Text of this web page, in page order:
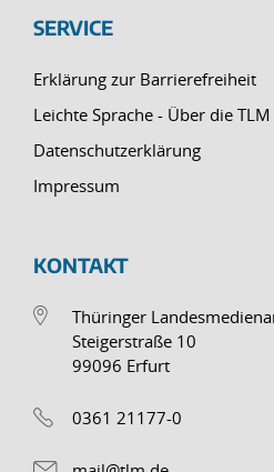
SERVICE
Erklärung zur Barrierefreiheit
Leichte Sprache - Über die TLM
Datenschutzerklärung
Impressum
KONTAKT
Thüringer
Steigerstraße 10
99096 Erfurt
0361 21177-0